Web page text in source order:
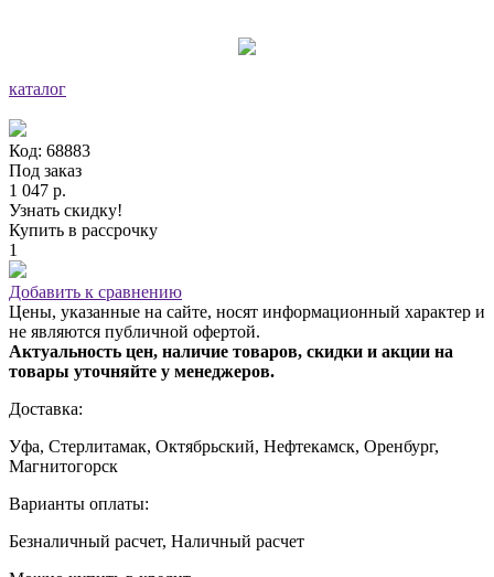
каталог
Код: 68883
Под заказ
1 047 р.
Узнать скидку!
Купить в рассрочку
1
Добавить к сравнению
Цены, указанные на сайте, носят информационный характер и
не являются публичной офертой.
Актуальность цен, наличие товаров, скидки и акции на
товары уточняйте у менеджеров.
Доставка:
Уфа, Стерлитамак, Октябрьский, Нефтекамск, Оренбург,
Магнитогорск
Варианты оплаты:
Безналичный расчет, Наличный расчет